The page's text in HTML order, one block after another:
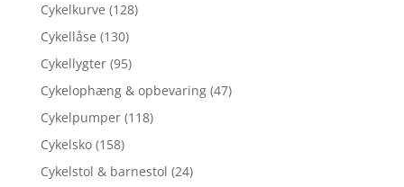
Cykelkurve (128)
Cykellåse (130)
Cykellygter (95)
Cykelophæng & opbevaring (47)
Cykelpumper (118)
Cykelsko (158)
Cykelstol & barnestol (24)